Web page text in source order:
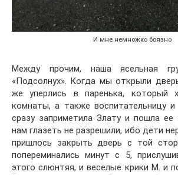
И мне немножко боязно
Между прочим, наша ясельная
«Подсолнух». Когда мы открыли
же уперлись в паренька, который
комнаты, а также воспитательницу
сразу заприметила Злату и пошла ее
нам глазеть не разрешили, ибо дети
пришлось закрыть дверь с той
попереминались минут с 5,
этого слюнтяя, и веселые крики М. и